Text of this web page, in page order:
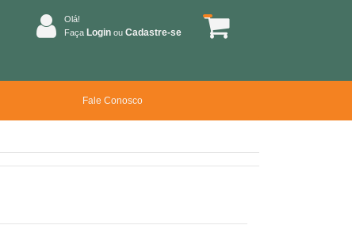
Olá!
Faça Login ou Cadastre-se
Fale Conosco